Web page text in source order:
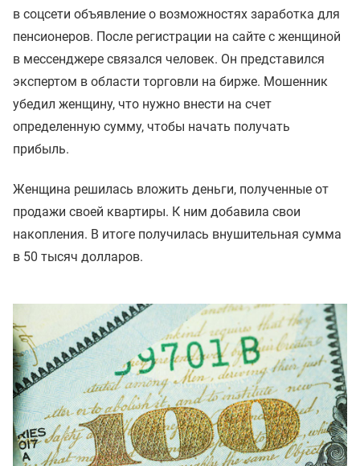
в соцсети объявление о возможностях заработка для
пенсионеров. После регистрации на сайте с женщиной
в мессенджере связался человек. Он представился
экспертом в области торговли на бирже. Мошенник
убедил женщину, что нужно внести на счет
определенную сумму, чтобы начать получать
прибыль.
Женщина решилась вложить деньги, полученные от
продажи своей квартиры. К ним добавила свои
накопления. В итоге получилась внушительная сумма
в 50 тысяч долларов.